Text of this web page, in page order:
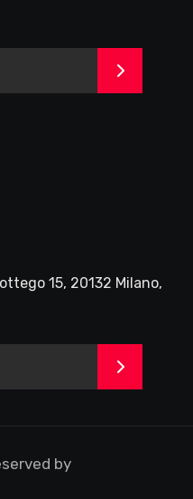
>
15, 20132 Milano,
>
by